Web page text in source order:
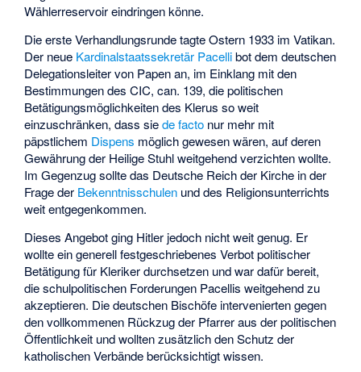
Wählerreservoir eindringen könne.
Die erste Verhandlungsrunde tagte Ostern 1933 im Vatikan.
Der neue Kardinalstaatssekretär Pacellibot dem deutschen
Delegationsleiter von Papen an, im Einklang mit den
Bestimmungen des CIC, can. 139, die politischen
Betätigungsmöglichkeiten des Klerus so weit
einzuschränken, dass siede facto nur mehr mit
päpstlichem Dispens möglich gewesen wären, auf deren
Gewährung der Heilige Stuhl weitgehend verzichten wollte.
Im Gegenzug sollte das Deutsche Reich der Kirche in der
Frage der Bekenntnisschulen und des Religionsunterrichts
weit entgegenkommen.
Dieses Angebot ging Hitler jedoch nicht weit genug. Er
wollte ein generell festgeschriebenes Verbot politischer
Betätigung für Kleriker durchsetzen und war dafür bereit,
die schulpolitischen Forderungen Pacellis weitgehend zu
akzeptieren. Die deutschen Bischöfe intervenierten gegen
den vollkommenen Rückzug der Pfarrer aus der politischen
Öffentlichkeit und wollten zusätzlich den Schutz der
katholischen Verbände berücksichtigt wissen.